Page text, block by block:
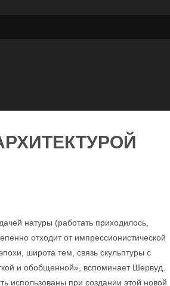
натуры (работать приходилось,
отходит от импрессионистической
широта тем, связь скульптуры с
и обобщенной», вспоминает Шервуд.
использованы при создании этой новой